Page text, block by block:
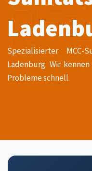
Spezialisierter
Ladenburg. Wir
Probleme schnell.